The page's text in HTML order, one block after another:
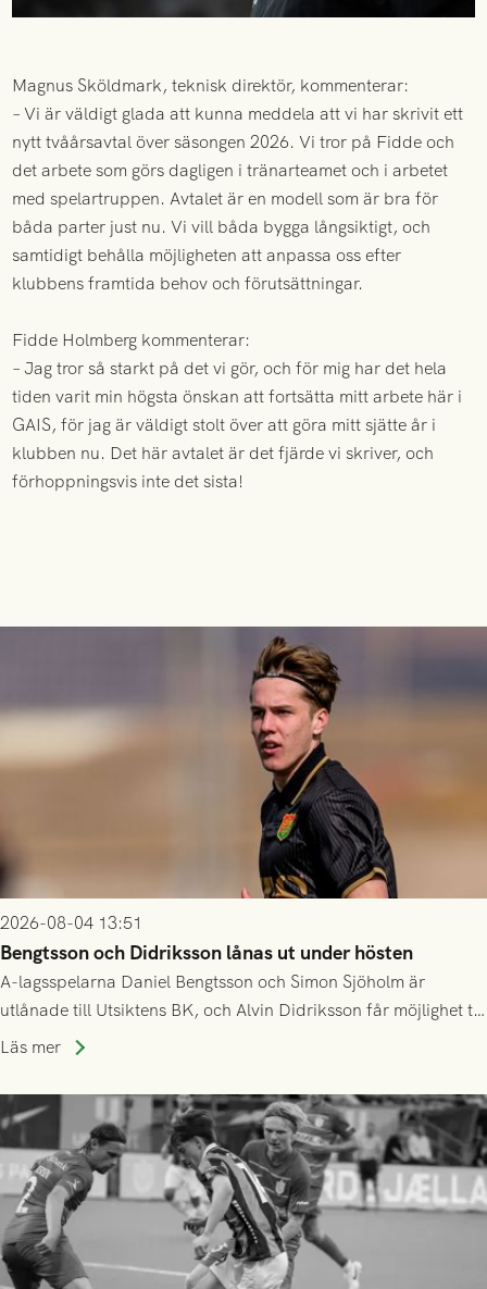
Magnus Sköldmark, teknisk direktör, kommenterar:
– Vi är väldigt glada att kunna meddela att vi har skrivit ett
nytt tvåårsavtal över säsongen 2026. Vi tror på Fidde och
det arbete som görs dagligen i tränarteamet och i arbetet
med spelartruppen. Avtalet är en modell som är bra för
båda parter just nu. Vi vill båda bygga långsiktigt, och
samtidigt behålla möjligheten att anpassa oss efter
klubbens framtida behov och förutsättningar.
Fidde Holmberg kommenterar:
– Jag tror så starkt på det vi gör, och för mig har det hela
tiden varit min högsta önskan att fortsätta mitt arbete här i
GAIS, för jag är väldigt stolt över att göra mitt sjätte år i
klubben nu. Det här avtalet är det fjärde vi skriver, och
förhoppningsvis inte det sista!
2026-08-04 13:51
Bengtsson och Didriksson lånas ut under hösten
A-lagsspelarna Daniel Bengtsson och Simon Sjöholm är
utlånade till Utsiktens BK, och Alvin Didriksson får möjlighet till
speltid i Hestrafors genom föreningssamarbete.
Läs mer